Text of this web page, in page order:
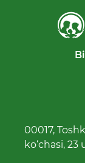
00017,
ko‘chasi, 23